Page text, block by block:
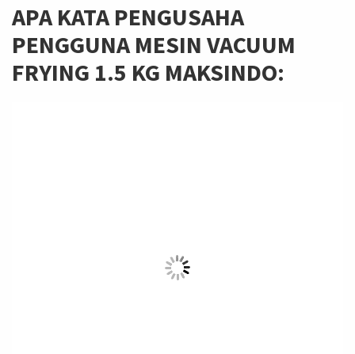
APA KATA PENGUSAHA
PENGGUNAMESIN VACUUM
FRYING 1.5 KG MAKSINDO: